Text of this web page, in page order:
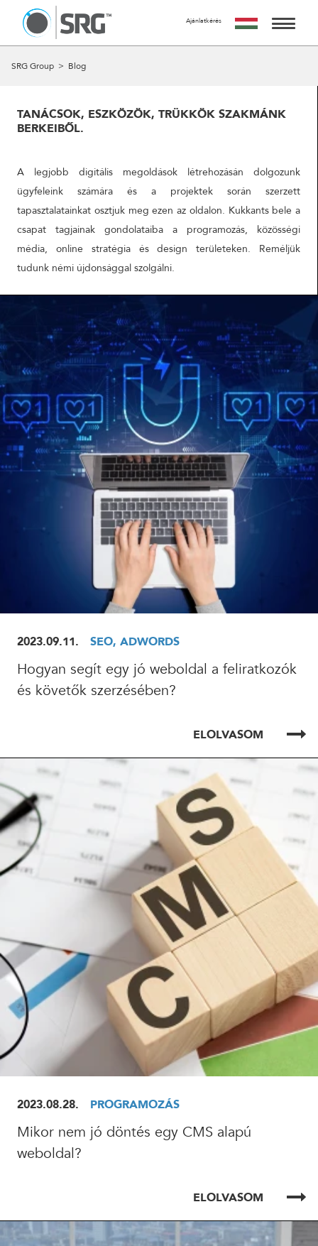
KÉRJ TŐLÜNK AJÁNLATOT
EGY IDŐPONTOT EGYEZTETÜNK VELED EGY SZEMÉLYES
A MEETING UTÁN TUDJUK ELKÉSZÍTENI AJÁNLATUNKAT
AMIT A MEGBESZÉLÉST KÖVETŐ 5 MUNKANAPON BELÜL
ELKÉSZÍTÜNK ÉS MEGKÜLDÜNK.
NÉV
CÉGNÉV
TELEFONSZÁM
ÜZENET
KÜLDÉS
24 ÓRÁN BELÜL FELVESSZÜK VELED A KAPCSOLATOT!*
*munkanapokon
A CSAPAT
Ajánlatkérés
SRG Group > Blog
TANÁCSOK, ESZKÖZÖK, TRÜKKÖK SZAKMÁNK
BERKEIBŐL.
A legjobb digitális megoldások létrehozásán dolgozunk
ügyfeleink számára és a projektek során szerzett
tapasztalatainkat osztjuk meg ezen az oldalon. Kukkants bele a
csapat tagjainak gondolataiba a programozás, közösségi
média, online stratégia és design területeken. Reméljük
tudunk némi újdonsággal szolgálni.
ELOLVASOM
2023.09.11. SEO, ADWORDS
Hogyan segít egy jó weboldal a feliratkozók
és követők szerzésében?
ELOLVASOM
ELOLVASOM
2023.08.28. PROGRAMOZÁS
Mikor nem jó döntés egy CMS alapú
weboldal?
ELOLVASOM